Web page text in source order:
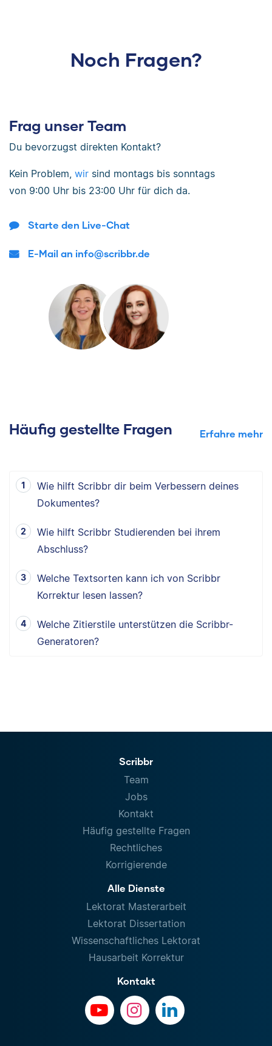
Noch Fragen?
Frag unser Team
Du bevorzugst direkten Kontakt?
Kein Problem, wir sind montags bis sonntags
von 9:00 Uhr bis 23:00 Uhr für dich da.
Starte den Live-Chat
E-Mail an info@scribbr.de
Häufig gestellte Fragen Erfahre mehr
Wie hilft Scribbr dir beim Verbessern deines
Dokumentes?
Wie hilft Scribbr Studierenden bei ihrem
Abschluss?
Welche Textsorten kann ich von Scribbr
Korrektur lesen lassen?
Welche Zitierstile unterstützen die Scribbr-
Generatoren?
Scribbr
Team
Jobs
Kontakt
Häufig gestellte Fragen
Rechtliches
Korrigierende
Alle Dienste
Lektorat Masterarbeit
Lektorat Dissertation
Wissenschaftliches Lektorat
Hausarbeit Korrektur
Kontakt